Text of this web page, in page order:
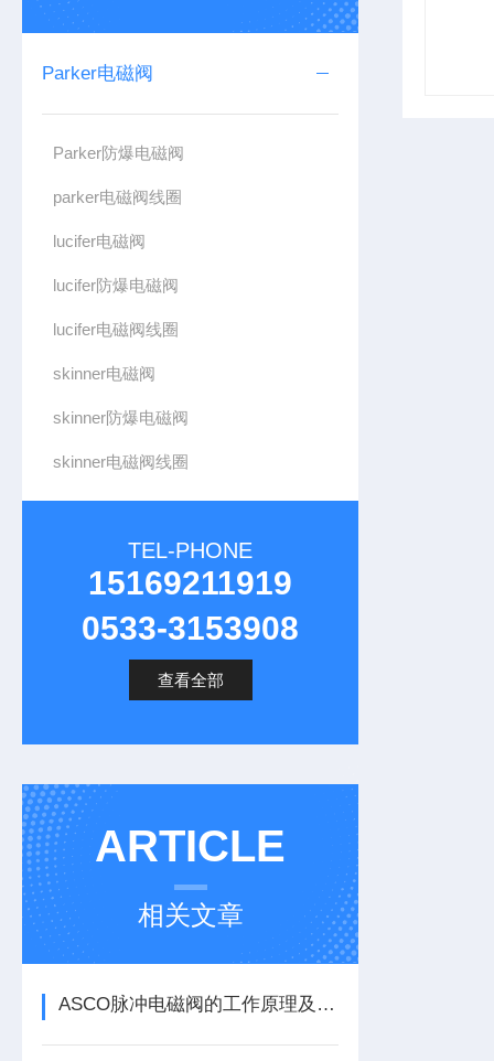
Parker电磁阀
Parker防爆电磁阀
parker电磁阀线圈
lucifer电磁阀
lucifer防爆电磁阀
lucifer电磁阀线圈
skinner电磁阀
skinner防爆电磁阀
skinner电磁阀线圈
TEL-PHONE
15169211919
0533-3153908
查看全部
ARTICLE
相关文章
ASCO脉冲电磁阀的工作原理及工作条件